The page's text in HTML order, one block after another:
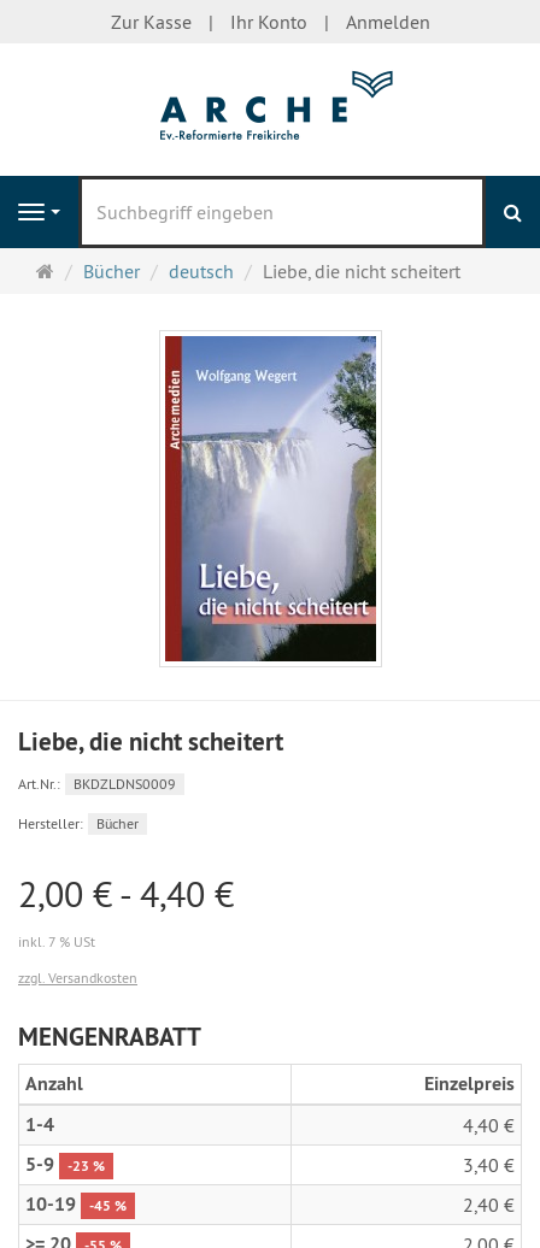
Zur Kasse Ihr Konto Anmelden
Navigation
Startseite
Bücher deutsch Liebe, die nicht scheitert
Liebe, die nicht scheitert
Art.Nr.: BKDZLDNS0009
Hersteller: Bücher
2,00 € - 4,40 €
inkl. 7 % USt
zzgl. Versandkosten
MENGENRABATT
Anzahl
Einzelpreis
1-4
4,40 €
5-9 -23 % 3,40 €
10-19 -45 % 2,40 €